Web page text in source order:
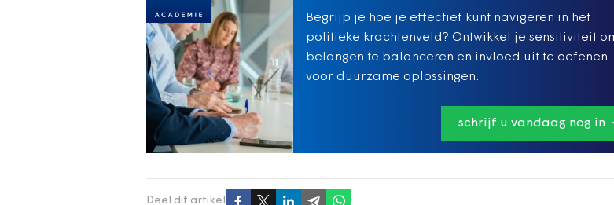
Begrijp je hoe je effectief kunt navigeren in het
politieke krachtenveld? Ontwikkel je sensitiviteit
belangen te balanceren en invloed uit te oefenen
voor duurzame oplossingen.
schrijf u vandaag nog in
Deel dit artikel